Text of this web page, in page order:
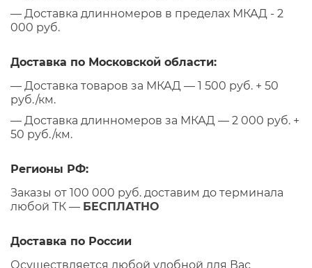
— Доставка длинномеров в пределах МКАД - 2
000 руб.
Доставка по Московской области:
— Доставка товаров за МКАД — 1 500 руб. + 50
руб./км.
— Доставка длинномеров за МКАД — 2 000 руб. +
50 руб./км.
Регионы РФ:
Заказы от 100 000 руб. доставим до терминала
любой ТК — БЕСПЛАТНО
Доставка по России
Осуществляется любой удобной для Вас